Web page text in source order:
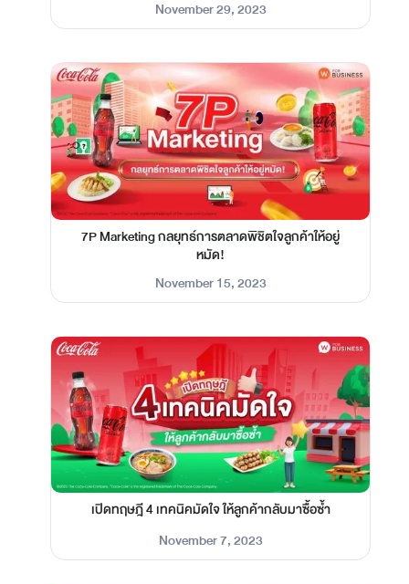
November 29, 2023
7P Marketing กลยุทธ์การตลาดพิชิตใจลูกค้าให้อยู่
หมัด!
November 15, 2023
เปิดทฤษฎี 4 เทคนิคมัดใจ ให้ลูกค้ากลับมาซื้อซ้ำ
November 7, 2023